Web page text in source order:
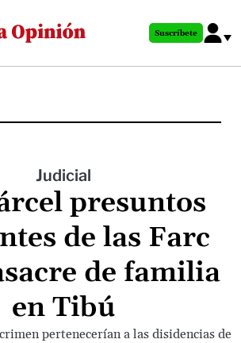
al
principal
Suscríbete
Judicial
presuntos
de las Farc
de familia
en Tibú
pertenecerían a las disidencias de